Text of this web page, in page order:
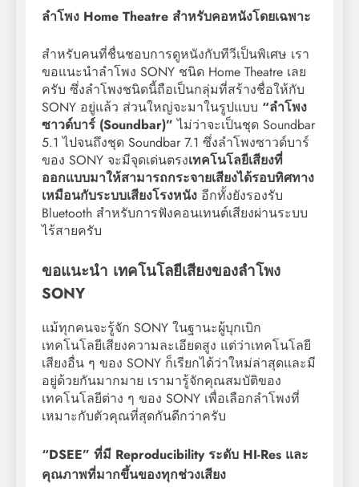
ลำโพง Home Theatre สำหรับคอหนังโดยเฉพาะ
สำหรับคนที่ชื่นชอบการดูหนังกับทีวีเป็นพิเศษ เรา
ขอแนะนำลำโพง SONY ชนิด Home Theatre เลย
ครับ ซึ่งลำโพงชนิดนี้ถือเป็นกลุ่มที่สร้างชื่อให้กับ
SONY อยู่แล้ว ส่วนใหญ่จะมาในรูปแบบ “ลำโพง
ซาวด์บาร์ (Soundbar)” ไม่ว่าจะเป็นชุด Soundbar
5.1 ไปจนถึงชุด Soundbar 7.1 ซึ่งลำโพงซาวด์บาร์
ของ SONY จะมีจุดเด่นตรงเทคโนโลยีเสียงที่
ออกแบบมาให้สามารถกระจายเสียงได้รอบทิศทาง
เหมือนกับระบบเสียงโรงหนัง อีกทั้งยังรองรับ
Bluetooth สำหรับการฟังคอนเทนต์เสียงผ่านระบบ
ไร้สายครับ
ขอแนะนำ เทคโนโลยีเสียงของลำโพง
SONY
แม้ทุกคนจะรู้จัก SONY ในฐานะผู้บุกเบิก
เทคโนโลยีเสียงความละเอียดสูง แต่ว่าเทคโนโลยี
เสียงอื่น ๆ ของ SONY ก็เรียกได้ว่าใหม่ล่าสุดและมี
อยู่ด้วยกันมากมาย เรามารู้จักคุณสมบัติของ
เทคโนโลยีต่าง ๆ ของ SONY เพื่อเลือกลำโพงที่
เหมาะกับตัวคุณที่สุดกันดีกว่าครับ
“DSEE” ที่มี Reproducibility ระดับ HI-Res และ
คุณภาพที่มากขึ้นของทุกช่วงเสียง